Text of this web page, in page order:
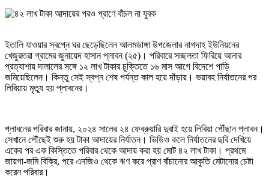
ইতালি যাওয়ার স্বপ্নে ঘর ছেড়েছিলেন আলমডাঙ্গা উপজেলার নাগদাহ ইউনিয়নের
খেজুরতরা গ্রামের জুনায়েদ হাসান প্লাবন (২৫)। পরিবারে সচ্ছলতা ফিরিয়ে আনার
প্রত্যাশায় দালালের সঙ্গে ১২ লাখ টাকার চুক্তিতে ১৬ মাস আগে বিদেশে পাড়ি
জমিয়েছিলেন। কিন্তু সেই স্বপ্ন শেষ পর্যন্ত কাল হয়ে দাঁড়ায়। ভয়াবহ নির্যাতনের পর
লিবিয়ায় মৃত্যু হয় প্লাবনের।
প্লাবনের পরিবার জানায়, ২০২৪ সালের ২৪ ফেব্রুয়ারি দুবাই হয়ে লিবিয়া পৌঁছান প্লাবন।
সেখানে পৌঁছেই শুরু হয় টাকা আদায়ের নির্যাতন। ভিডিও কলে নির্যাতনের ছবি দেখিয়ে
একের পর এক কিস্তিতে পরিবার থেকে আদায় করা হয় মোট ৪২ লাখ টাকা। প্রথমে
জায়গা-জমি বিক্রি, পরে এনজিও থেকে ঋণ করে প্রাণ বাঁচানোর আকুতি মেটানোর চেষ্টা
করেন পরিবার।